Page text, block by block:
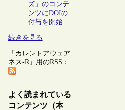
ズ」のコンテ
ンツにDOIの
付与を開始
続きを見る
「カレントアウェア
ネス-R」用のRSS：
よく読まれている
コンテンツ（本